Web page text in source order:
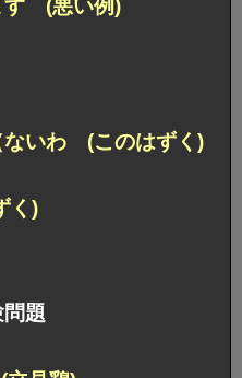
す (悪い例)
ないわ (このはずく)
く)
題